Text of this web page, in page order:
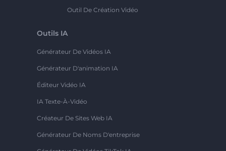
Outil De Création Vidéo
Outils IA
Générateur De Vidéos IA
Générateur D'animation IA
Éditeur Vidéo IA
IA Texte-À-Vidéo
Créateur De Sites Web IA
Générateur De Noms D'entreprise